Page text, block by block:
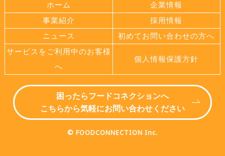
ホーム
企業情報
事業紹介
採用情報
ニュース
初めてお問い合わせの方へ
サービスをご利用中のお客様
へ
個人情報保護方針
困ったらフードコネクションへ
こちらから気軽にお問い合わせください
© FOODCONNECTION Inc.